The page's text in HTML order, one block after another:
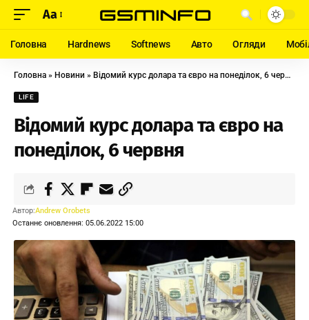
Aa
Головна Hardnews Softnews Авто Огляди
Головна » Новини » Відомий курс долара та євро на понеділок, 6 червня
LIFE
Відомий курс долара та євро на
понеділок, 6 червня
Останнє оновлення: 05.06.2022 15:00
Автор:Andrew Orobets